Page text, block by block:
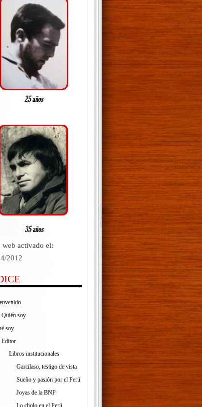
web activado el:
2012
Quién soy
soy
Editor
Libros institucionales
Garcilaso, testigo de vista
Sueño y pasión por el Perú
Joyas de la BNP
Lo cholo en el Perú